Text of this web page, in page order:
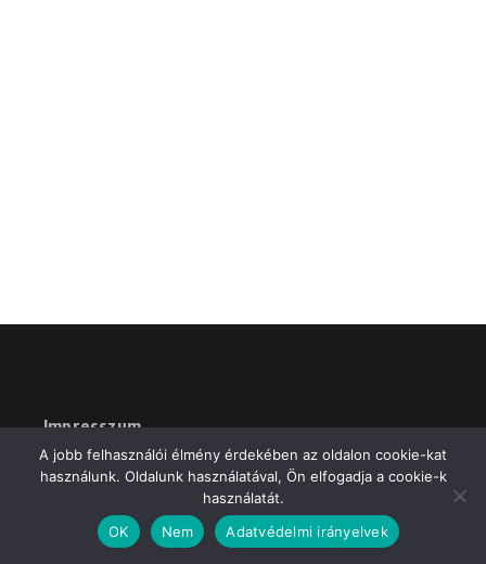
Impresszum
APEV Média MR3.hu
A jobb felhasználói élmény érdekében az oldalon cookie-kat
használunk. Oldalunk használatával, Ön elfogadja a cookie-k
használatát.
OK
Nem Adatvédelmi irányelvek